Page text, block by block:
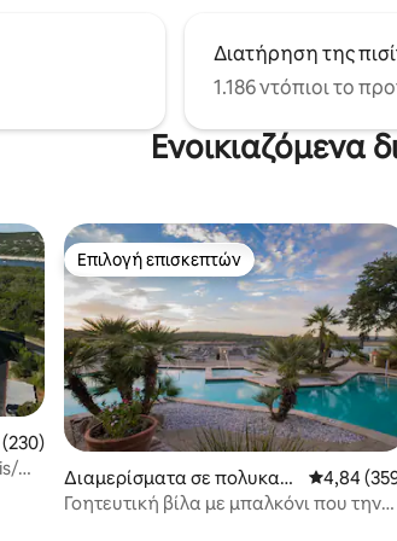
Διατήρηση της
1.186 ντόπιοι το
Ενοικιαζόμενα
4,97 στα 5, 230 κριτικές
Επιλογή επισκεπτών
Επιλογή επισκεπτών
Διαμερίσματα σε πολυκατο
ικία στην πόλη Lago Vista
Μέση
4,84
Γοητευτική βίλα με μπαλκόνι που την